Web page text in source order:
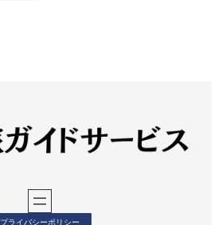
プライバシーポリシー